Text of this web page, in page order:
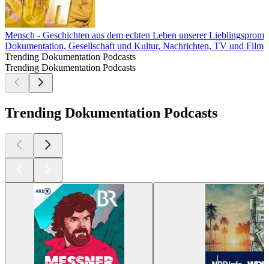
Mensch - Geschichten aus dem echten Leben unserer
Dokumentation, Gesellschaft und Kultur, Nachrichten, TV und Film,
Trending Dokumentation Podcasts
Trending Dokumentation Podcasts
Trending Dokumentation Podcasts